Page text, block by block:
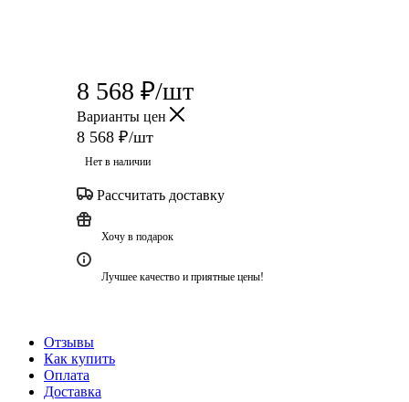
8 568 ₽/шт
Варианты цен
8 568 ₽/шт
Нет в наличии
Рассчитать доставку
Хочу в подарок
Лучшее качество и приятные цены!
Отзывы
Как купить
Оплата
Доставка